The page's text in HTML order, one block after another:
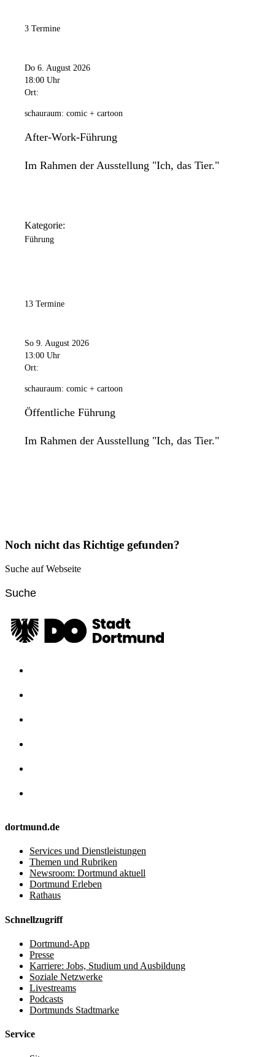
3 Termine
Do 6. August 2026
18:00 Uhr
Ort:
schauraum: comic + cartoon
After-Work-Führung
Im Rahmen der Ausstellung "Ich, das Tier."
Kategorie:
Führung
13 Termine
So 9. August 2026
13:00 Uhr
Ort:
schauraum: comic + cartoon
Öffentliche Führung
Im Rahmen der Ausstellung "Ich, das Tier."
Noch nicht das Richtige gefunden?
Suche auf Webseite
dortmund.de
Services und Dienstleistungen
Themen und Rubriken
Newsroom: Dortmund aktuell
Dortmund Erleben
Rathaus
Schnellzugriff
Dortmund-App
Presse
Karriere: Jobs, Studium und Ausbildung
Soziale Netzwerke
Livestreams
Podcasts
Dortmunds Stadtmarke
Service